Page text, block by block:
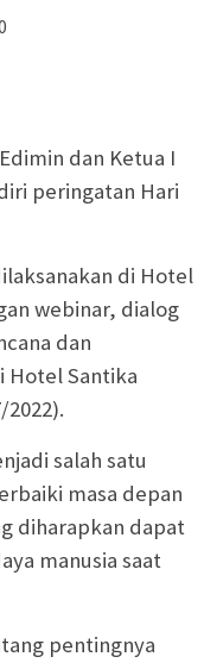
dan Ketua I
peringatan Hari
di Hotel
webinar, dialog
dan
Hotel Santika
salah satu
masa depan
diharapkan dapat
manusia saat
pentingnya